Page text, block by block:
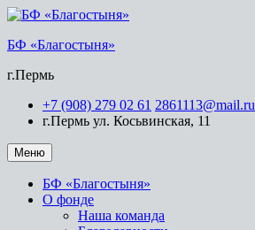
БФ «Благостыня»
г.Пермь
+7 (908) 279 02 61 2861113@mail.ru
г.Пермь ул. Косьвинская, 11
Меню
БФ «Благостыня»
О фонде
Наша команда